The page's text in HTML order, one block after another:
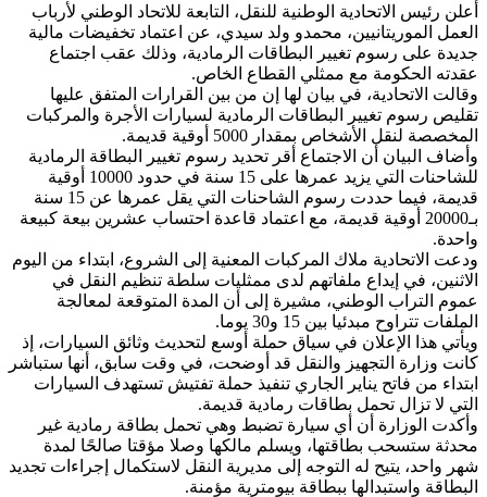
أعلن رئيس الاتحادية الوطنية للنقل، التابعة للاتحاد الوطني لأرباب
العمل الموريتانيين، محمدو ولد سيدي، عن اعتماد تخفيضات مالية
جديدة على رسوم تغيير البطاقات الرمادية، وذلك عقب اجتماع
عقدته الحكومة مع ممثلي القطاع الخاص.
وقالت الاتحادية، في بيان لها إن من بين القرارات المتفق عليها
تقليص رسوم تغيير البطاقات الرمادية لسيارات الأجرة والمركبات
المخصصة لنقل الأشخاص بمقدار 5000 أوقية قديمة.
وأضاف البيان أن الاجتماع أقر تحديد رسوم تغيير البطاقة الرمادية
للشاحنات التي يزيد عمرها على 15 سنة في حدود 10000 أوقية
قديمة، فيما حددت رسوم الشاحنات التي يقل عمرها عن 15 سنة
بـ20000 أوقية قديمة، مع اعتماد قاعدة احتساب عشرين بيعة كبيعة
واحدة.
ودعت الاتحادية ملاك المركبات المعنية إلى الشروع، ابتداء من اليوم
الاثنين، في إيداع ملفاتهم لدى ممثليات سلطة تنظيم النقل في
عموم التراب الوطني، مشيرة إلى أن المدة المتوقعة لمعالجة
الملفات تتراوح مبدئيا بين 15 و30 يوما.
ويأتي هذا الإعلان في سياق حملة أوسع لتحديث وثائق السيارات، إذ
كانت وزارة التجهيز والنقل قد أوضحت، في وقت سابق، أنها ستباشر
ابتداء من فاتح يناير الجاري تنفيذ حملة تفتيش تستهدف السيارات
التي لا تزال تحمل بطاقات رمادية قديمة.
وأكدت الوزارة أن أي سيارة تضبط وهي تحمل بطاقة رمادية غير
محدثة ستسحب بطاقتها، ويسلم مالكها وصلا مؤقتا صالحًا لمدة
شهر واحد، يتيح له التوجه إلى مديرية النقل لاستكمال إجراءات تجديد
البطاقة واستبدالها ببطاقة بيومترية مؤمنة.